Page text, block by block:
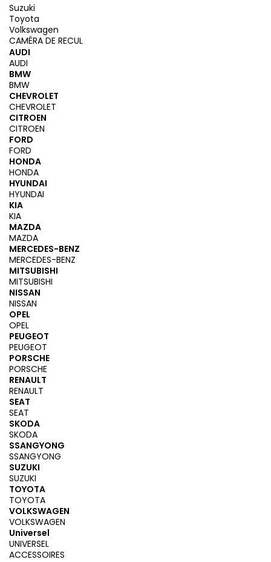
Suzuki
Toyota
Volkswagen
CAMÉRA DE RECUL
AUDI
AUDI
BMW
BMW
CHEVROLET
CHEVROLET
CITROEN
CITROEN
FORD
FORD
HONDA
HONDA
HYUNDAI
HYUNDAI
KIA
KIA
MAZDA
MAZDA
MERCEDES-BENZ
MERCEDES-BENZ
MITSUBISHI
MITSUBISHI
NISSAN
NISSAN
OPEL
OPEL
PEUGEOT
PEUGEOT
PORSCHE
PORSCHE
RENAULT
RENAULT
SEAT
SEAT
SKODA
SKODA
SSANGYONG
SSANGYONG
SUZUKI
SUZUKI
TOYOTA
TOYOTA
VOLKSWAGEN
VOLKSWAGEN
Universel
UNIVERSEL
ACCESSOIRES